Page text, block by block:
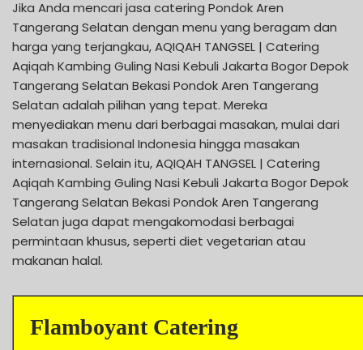
Jika Anda mencari jasa catering Pondok Aren
Tangerang Selatan dengan menu yang beragam dan
harga yang terjangkau, AQIQAH TANGSEL | Catering
Aqiqah Kambing Guling Nasi Kebuli Jakarta Bogor Depok
Tangerang Selatan Bekasi Pondok Aren Tangerang
Selatan adalah pilihan yang tepat. Mereka
menyediakan menu dari berbagai masakan, mulai dari
masakan tradisional Indonesia hingga masakan
internasional. Selain itu, AQIQAH TANGSEL | Catering
Aqiqah Kambing Guling Nasi Kebuli Jakarta Bogor Depok
Tangerang Selatan Bekasi Pondok Aren Tangerang
Selatan juga dapat mengakomodasi berbagai
permintaan khusus, seperti diet vegetarian atau
makanan halal.
Flamboyant Catering